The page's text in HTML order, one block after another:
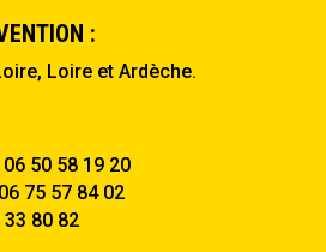
:
Loire et Ardèche.
50 58 19 20
75 57 84 02
80 82